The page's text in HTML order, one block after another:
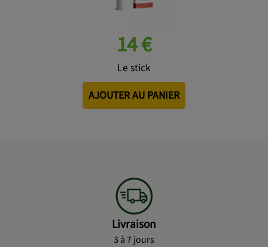
14 €
Le stick
AJOUTER AU PANIER
Livraison
3 à 7 jours